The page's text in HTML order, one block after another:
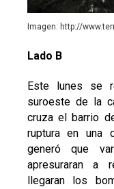
Imagen: http://
Lado B
Este lunes se
suroeste de la
cruza el barrio
ruptura en una
generó que
apresuraran a
llegaran los